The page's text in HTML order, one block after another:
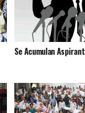
Se Acumulan